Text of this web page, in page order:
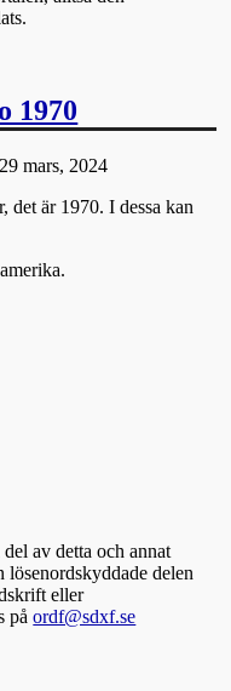
1970
29 mars, 2024
det är 1970. I dessa kan
av detta och annat
lösenordskyddade delen
eller
påordf@sdxf.se